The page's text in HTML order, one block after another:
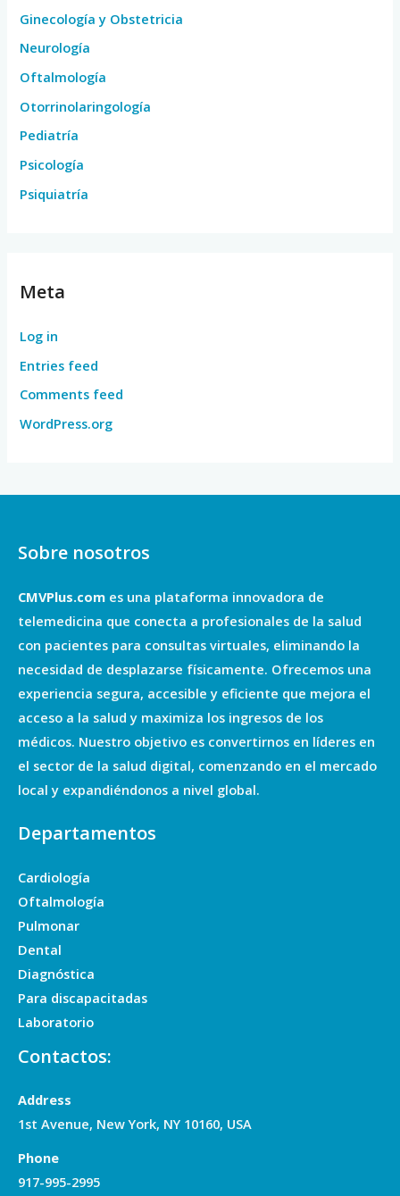
Ginecología y Obstetricia
Neurología
Oftalmología
Otorrinolaringología
Pediatría
Psicología
Psiquiatría
Meta
Log in
Entries feed
Comments feed
WordPress.org
Sobre nosotros
CMVPlus.com es una plataforma innovadora de
telemedicina que conecta a profesionales de la salud
con pacientes para consultas virtuales, eliminando la
necesidad de desplazarse físicamente. Ofrecemos una
experiencia segura, accesible y eficiente que mejora el
acceso a la salud y maximiza los ingresos de los
médicos. Nuestro objetivo es convertirnos en líderes en
el sector de la salud digital, comenzando en el mercado
local y expandiéndonos a nivel global.
Departamentos
Cardiología
Oftalmología
Pulmonar
Dental
Diagnóstica
Para discapacitadas
Laboratorio
Contactos:
Address
1st Avenue, New York, NY 10160, USA
Phone
917-995-2995